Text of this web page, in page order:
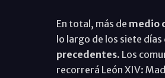
En total, más de medio
lo largo de los siete días
precedentes. Los
recorrerá León XIV: